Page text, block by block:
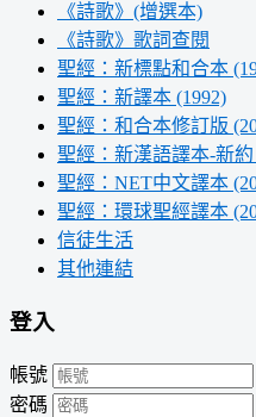
《詩歌》(增選本)
《詩歌》歌詞查閱
聖經：新標點和合本
聖經：新譯本 (1992)
聖經：和合本修訂版
聖經：新漢語譯本-新約
聖經：NET中文譯本
聖經：環球聖經譯本
信徒生活
其他連結
登入
帳號
密碼